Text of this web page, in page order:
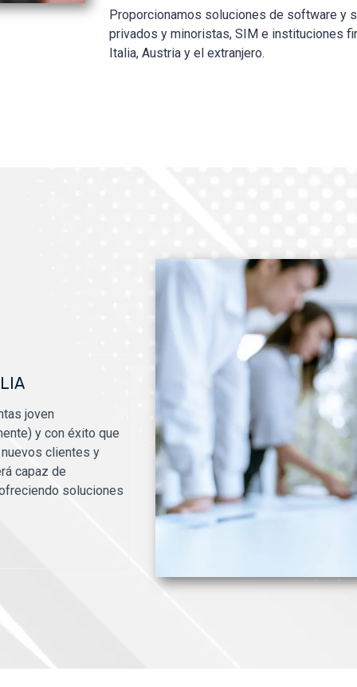
Proporcionamos soluciones de software y
privados y minoristas, SIM e instituciones
Italia, Austria y el extranjero.
joven
y con éxito que
clientes y
capaz de
soluciones